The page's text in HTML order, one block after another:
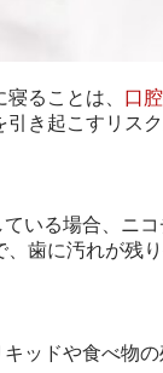
ることは、 口
き起こすリスク
いる場合、ニ
歯に汚れが残
ッドや食べ物